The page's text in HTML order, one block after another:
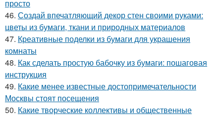
просто
46. Создай впечатляющий декор стен своими руками:
цветы из бумаги, ткани и природных материалов
47. Креативные поделки из бумаги для украшения
комнаты
48. Как сделать простую бабочку из бумаги: пошаговая
инструкция
49. Какие менее известные достопримечательности
Москвы стоят посещения
50. Какие творческие коллективы и общественные